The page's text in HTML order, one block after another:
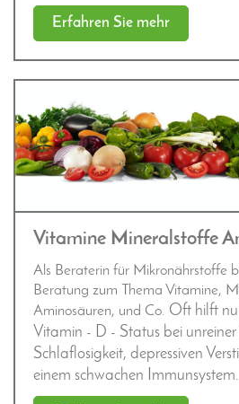
Erfahren Sie mehr
Vitamine Mineralstoffe
Als Beraterin für Mikronährstoffe
Beratung zum Thema Vitamine,
Aminosäuren, und Co. Oft hilft
Vitamin - D - Status bei
Schlaflosigkeit, depressiven
einem schwachen Immunsystem.